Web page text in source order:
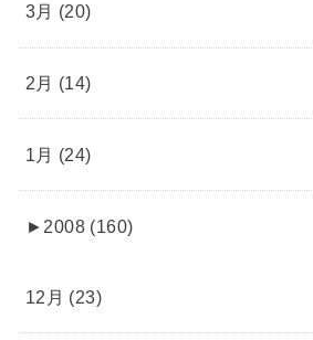
3月 (20)
2月 (14)
1月 (24)
► 2008 (160)
12月 (23)